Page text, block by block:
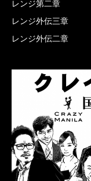
レンジ第二章
レンジ外伝三章
レンジ外伝二章